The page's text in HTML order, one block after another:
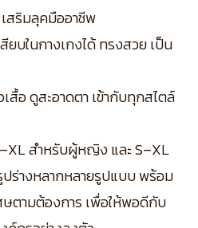
สริมลุคมืออาชีพ
ยบในกางเกงได้ ทรงสวย เป็น
สื้อ ดูสะอาดตา เข้ากับทุกสไตล์
สำหรับผู้หญิง และ S–XL
ร่างหลากหลายรูปแบบ พร้อม
ตามต้องการ เพื่อให้พอดีกับ